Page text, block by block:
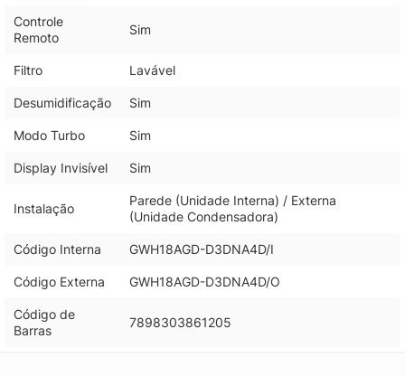
Controle
Remoto
Sim
Filtro Lavável
Desumidificação Sim
Modo Turbo Sim
Display Invisível Sim
Instalação
Parede (Unidade Interna) / Externa
(Unidade Condensadora)
Código Interna GWH18AGD-D3DNA4D/I
Código Externa GWH18AGD-D3DNA4D/O
Código de
Barras
7898303861205